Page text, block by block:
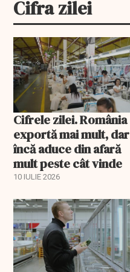
Cifra zilei
Cifrele zilei. România
exportă mai mult, dar
încă aduce din afară
mult peste cât vinde
10 IULIE 2026